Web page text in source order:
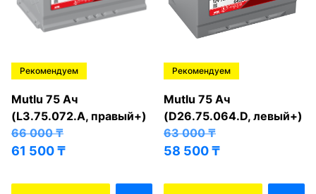
Рекомендуем
Mutlu 75 Ач
(L3.75.072.A, правый+)
66 000₸
61 500₸
Рекомендуем
Mutlu 75 Ач
(D26.75.064.D, левый+)
63 000₸
58 500₸